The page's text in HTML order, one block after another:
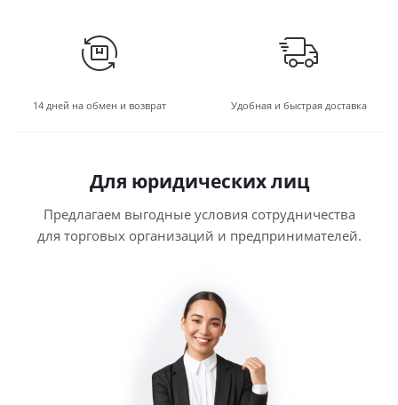
14 дней на обмен и возврат Удобная и быстрая доставка
Для юридических лиц
Предлагаем выгодные условия сотрудничества
для торговых организаций и предпринимателей.